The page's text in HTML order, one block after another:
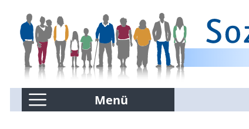
Menü